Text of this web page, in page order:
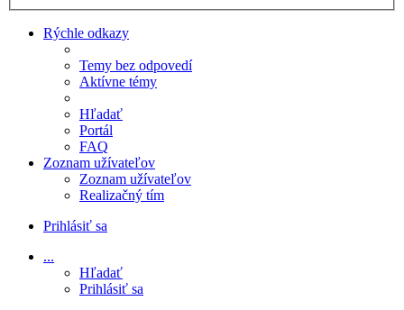
Rýchle odkazy
Temy bez odpovedí
Aktívne témy
Hľadať
Portál
FAQ
Zoznam užívateľov
Zoznam užívateľov
Realizačný tím
Prihlásiť sa
...
Hľadať
Prihlásiť sa